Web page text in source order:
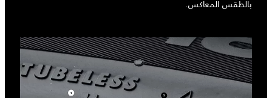
بالطقس المعاكس.